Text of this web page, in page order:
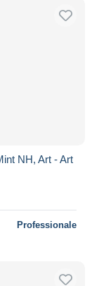
NH, Art - Art
Professionale